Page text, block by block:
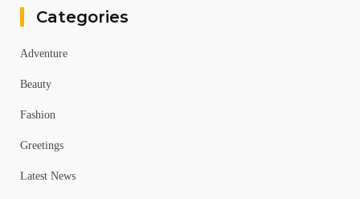
Categories
Adventure
Beauty
Fashion
Greetings
Latest News